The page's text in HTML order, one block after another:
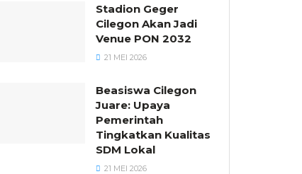
Stadion Geger
Cilegon Akan Jadi
Venue PON 2032
21 MEI 2026
Beasiswa Cilegon
Juare: Upaya
Pemerintah
Tingkatkan Kualitas
SDM Lokal
21 MEI 2026